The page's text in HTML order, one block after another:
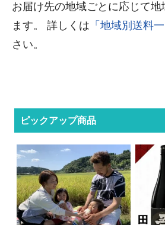
お届け先の地域ごとに応じて地
ます。 詳しくは 「地域別送料一
さい。
ピックアップ商品